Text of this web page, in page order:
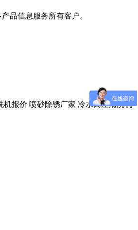
品信息服务所有客户。
报价 喷砂除锈厂家 冷水高压清洗机